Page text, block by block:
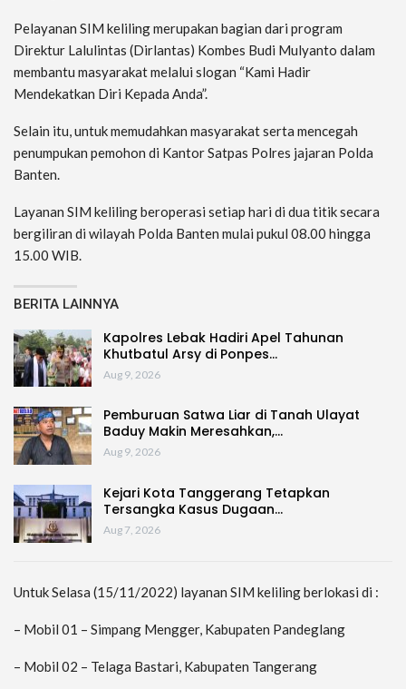
Pelayanan SIM keliling merupakan bagian dari program
Direktur Lalulintas (Dirlantas) Kombes Budi Mulyanto dalam
membantu masyarakat melalui slogan “Kami Hadir
Mendekatkan Diri Kepada Anda”.
Selain itu, untuk memudahkan masyarakat serta mencegah
penumpukan pemohon di Kantor Satpas Polres jajaran Polda
Banten.
Layanan SIM keliling beroperasi setiap hari di dua titik secara
bergiliran di wilayah Polda Banten mulai pukul 08.00 hingga
15.00 WIB.
BERITA LAINNYA
Kapolres Lebak Hadiri Apel Tahunan
Khutbatul Arsy di Ponpes…
Aug 9, 2026
Pemburuan Satwa Liar di Tanah Ulayat
Baduy Makin Meresahkan,…
Aug 9, 2026
Kejari Kota Tanggerang Tetapkan
Tersangka Kasus Dugaan…
Aug 7, 2026
Untuk Selasa (15/11/2022) layanan SIM keliling berlokasi di :
– Mobil 01 – Simpang Mengger, Kabupaten Pandeglang
– Mobil 02 – Telaga Bastari, Kabupaten Tangerang